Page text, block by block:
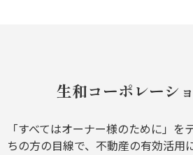
生和コーポレーシ
「すべてはオーナー様のために」
ちの方の目線で、不動産の有効活用